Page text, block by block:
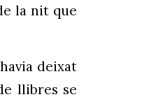
la nit que
deixat
llibres se